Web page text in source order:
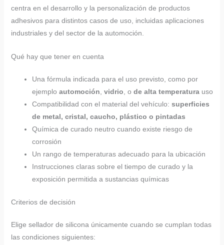
centra en el desarrollo y la personalización de productos
adhesivos para distintos casos de uso, incluidas aplicaciones
industriales y del sector de la automoción.
Qué hay que tener en cuenta
Una fórmula indicada para el uso previsto, como por
ejemplo automoción vidrio , o de alta temperaturauso
Compatibilidad con el material del vehículo: superficies
de metal, cristal, caucho, plástico o pintadas
Química de curado neutro cuando existe riesgo de
corrosión
Un rango de temperaturas adecuado para la ubicación
Instrucciones claras sobre el tiempo de curado y la
exposición permitida a sustancias químicas
Criterios de decisión
Elige sellador de silicona únicamente cuando se cumplan todas
las condiciones siguientes: